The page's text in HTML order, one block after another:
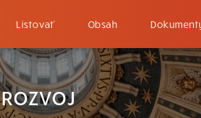
Listovať Obsah
ROZVOJ